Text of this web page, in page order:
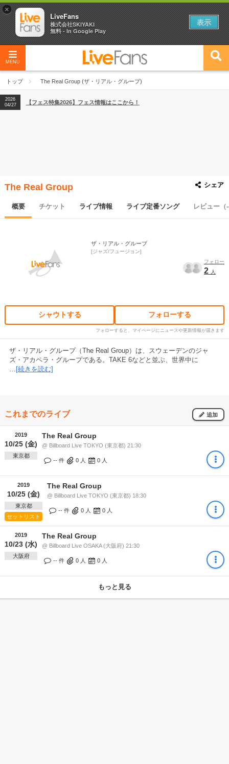
MENU
トップ The Real Group (ザ・リアル・グループ)
2026
04/27
2026
【ライブ動員ランキング】2026年上半期編発表！
2026
04/27
【フェス特集2026】フェス情報はここから！
The Real Group シェア
概要 チケット ライブ情報 ライブ定番ソング レビュー（
ザ・リアル・グループ
ジャズ/フュージョン
フォロー
2 人
シャウトする フォローする
フォローすると、マイページにニュースや更新情報が届きます
ザ・リアル・グループ（The Real Group）は、スウェーデンのジャ
ズ・アカペラ・グループである。TAKE 6などと並ぶ、世界中に
… [続きを読む]
これまでのライブ 追加
2019
10/25 (金)
東京都
The Real Group
@ Billboard Live TOKYO (東京都) 21:30
-- 件 0 人 0 人
2019
10/25 (金)
東京都
セットリスト
The Real Group
@ Billboard Live TOKYO (東京都) 18:30
-- 件 0 人 0 人
2019
10/23 (水)
大阪府
The Real Group
@ Billboard Live OSAKA (大阪府) 21:30
-- 件 0 人 0 人
もっと見る
×
LiveFans
株式会社SKIYAKI
無料 - In Google Play
表示